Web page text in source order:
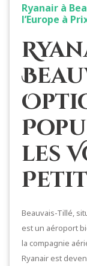
Ryanair à
l’Europe à
les
Beauvais-Tillé,
est un aéroport
la compagnie
Ryanair est